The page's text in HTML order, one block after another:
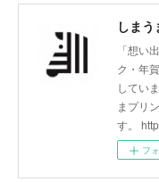
しま
「想い
ク・年
してい
まプリ
す。
フ